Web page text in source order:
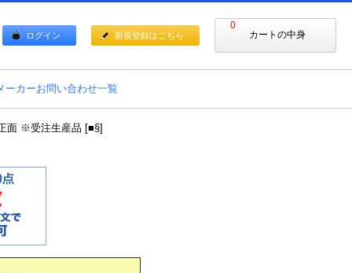
0
カートの中身
ログイン 新規登録はこちら
ーカーお問い合わせ一覧
面 ※受注生産品 [■§]